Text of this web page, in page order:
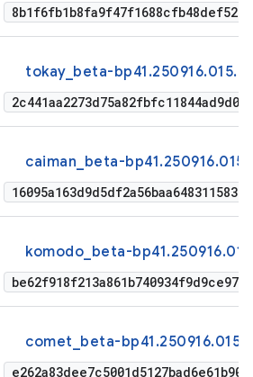
tokay_beta-
caiman_beta-
komodo_beta-
comet_beta-